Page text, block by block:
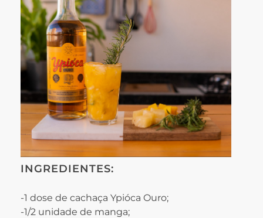
INGREDIENTES:
-1 dose de cachaça Ypióca Ouro;
-1/2 unidade de manga;